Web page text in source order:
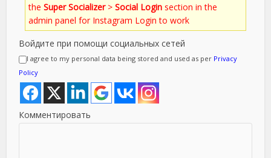
theSuper Socializer>Social Login section in the
admin panel for Instagram Login to work
Войдите при помощи социальных сетей
I agree to my personal data being stored and used as per Privacy
Policy
Комментировать